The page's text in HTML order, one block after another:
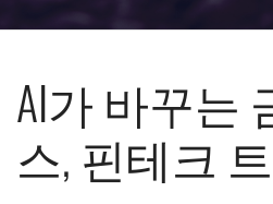
AI가 바꾸는
스, 핀테크